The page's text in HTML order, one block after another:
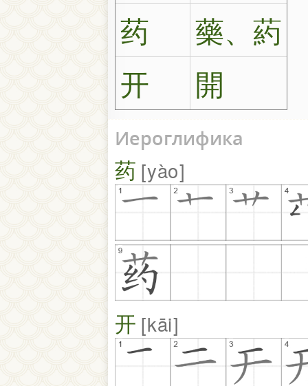
药
藥、葯
开
開
Иероглифика
药 yào
开 kāi